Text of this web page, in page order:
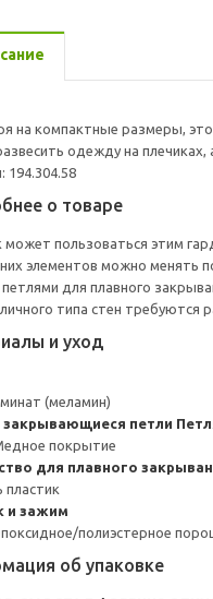
на компактные размеры,
одежду на
194.304.58
о товаре
может пользоваться этим
элементов можно менять
петлями для плавного
типа стен
и уход
(меламин)
закрывающиеся петли
покрытие
для плавного
пластик
и зажим
полиэстерное
об упаковке